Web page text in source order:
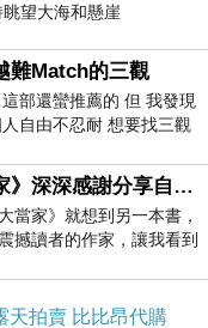
望大海和懸崖
難Match的三觀
部還蠻推薦的 但 我發現
自由不忍耐 想要找三觀
都超
好書推薦《女大當家》深深感謝分享自己想法震撼讀者的作家，讓我看到不同樣貌的家庭！
當家》就想到另一本書，
撼讀者的作家，讓我看到
天拍賣 比比昂代購